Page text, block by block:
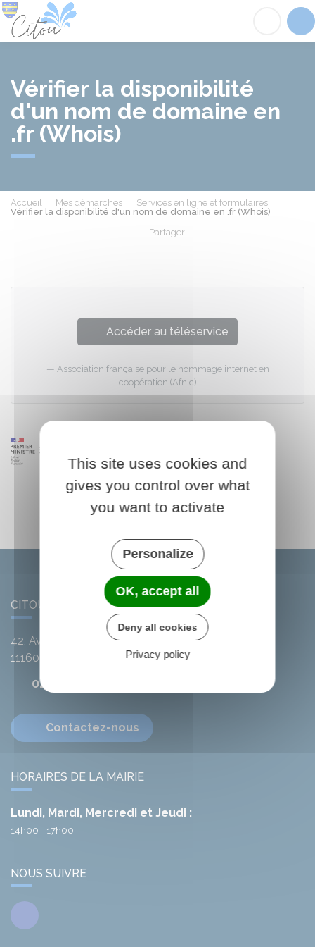
Vérifier la disponibilité
d'un nom de domaine en
.fr (Whois)
Accueil Mes démarches
Services en ligne et formulaires
Vérifier la disponibilité d'un nom de domaine en .fr (Whois)
Partager
Accéder au téléservice
Association française pour le nommage internet en
coopération (Afnic)
CITOU
42, Avenue de l'Argent-Double
11160
04 68 78 01 41
Contactez-nous
HORAIRES DE LA MAIRIE
Lundi, Mardi, Mercredi et Jeudi :
14h00 - 17h00
NOUS SUIVRE
Facebook
This site uses cookies and
gives you control over what
you want to activate
Personalize
OK, accept all
Deny all cookies
Privacy policy